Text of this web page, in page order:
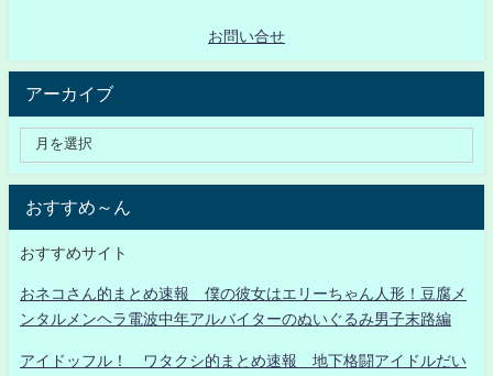
お問い合せ
アーカイブ
おすすめ～ん
おすすめサイト
おネコさん的まとめ速報 僕の彼女はエリーちゃん人形！豆腐メ
ンタルメンヘラ電波中年アルバイターのぬいぐるみ男子末路編
アイドッフル！ ワタクシ的まとめ速報 地下格闘アイドルだい